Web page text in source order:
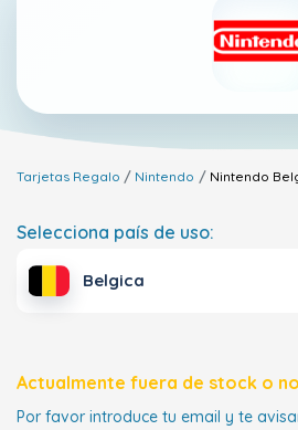
Tarjetas Regalo Nintendo Nintendo
Selecciona país de uso:
Belgica
Actualmente fuera de stock o
Por favor introduce tu email y te